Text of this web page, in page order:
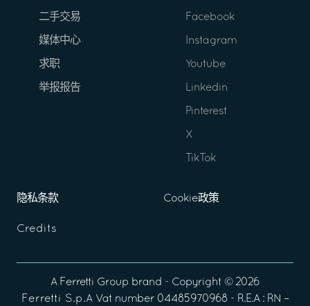
二手交易
媒体中心
求职
举报报告
Facebook
Instagram
Youtube
Linkedin
Pinterest
X
TikTok
隐私条款 Cookie政策
Credits
A Ferretti Group brand - Copyright © 2026
Ferretti S.p.A Vat number 04485970968 - R.E.A : RN –